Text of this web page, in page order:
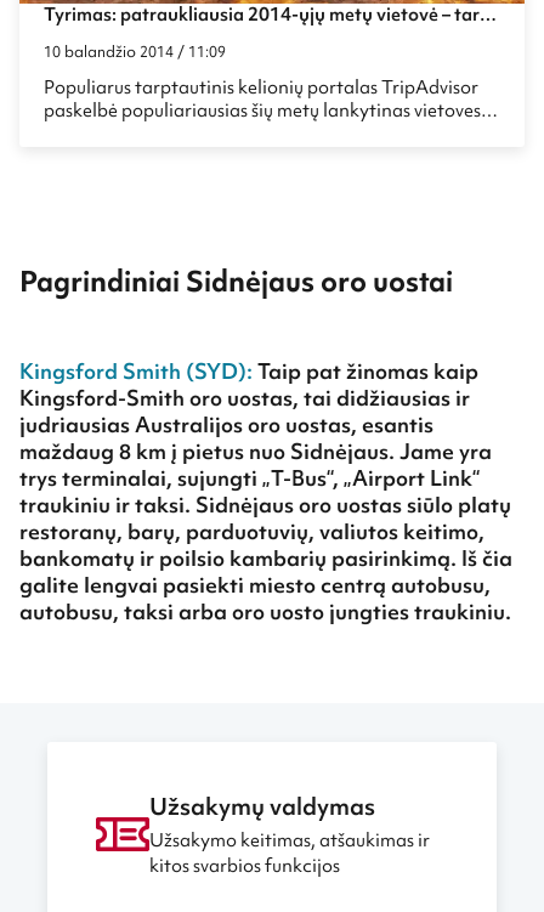
Tyrimas: patraukliausia 2014-ųjų metų vietovė – tarp
10 balandžio 2014 / 11:09
Populiarus tarptautinis kelionių portalas TripAdvisor
paskelbė populiariausias šių metų lankytinas vietoves,
Pagrindiniai Sidnėjaus oro uostai
Kingsford Smith (SYD): Taip pat žinomas kaip
Kingsford-Smith oro uostas, tai didžiausias ir
judriausias Australijos oro uostas, esantis
maždaug 8 km į pietus nuo Sidnėjaus. Jame yra
trys terminalai, sujungti „T-Bus“, „Airport Link“
traukiniu ir taksi. Sidnėjaus oro uostas siūlo platų
restoranų, barų, parduotuvių, valiutos keitimo,
bankomatų ir poilsio kambarių pasirinkimą. Iš čia
galite lengvai pasiekti miesto centrą autobusu,
autobusu, taksi arba oro uosto jungties traukiniu.
Užsakymų valdymas
Užsakymo keitimas, atšaukimas ir
kitos svarbios funkcijos